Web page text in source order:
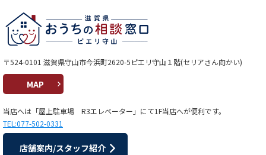
〒524-0101 滋賀県守山市今浜町2620-5ピエリ守山１階(セリアさん向かい)
MAP
当店へは「屋上駐車場 R3エレベーター」にて1F当店へが便利です。
TEL:077-502-0331
店舗案内/スタッフ紹介